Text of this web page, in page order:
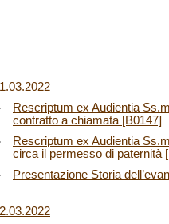
Rescriptum ex Audientia
contratto a chiamata [B0147]
Rescriptum ex Audientia
circa il permesso di paternità
Presentazione Storia